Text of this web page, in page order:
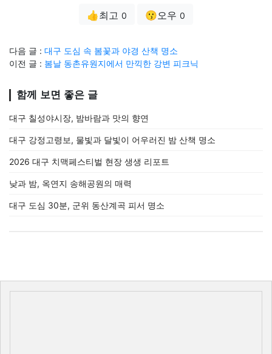
👍최고 0 😗오우 0
다음 글 : 대구 도심 속 봄꽃과 야경 산책 명소
이전 글 : 봄날 동촌유원지에서 만끽한 강변 피크닉
함께 보면 좋은 글
대구 칠성야시장, 밤바람과 맛의 향연
대구 강정고령보, 물빛과 달빛이 어우러진 밤 산책 명소
2026 대구 치맥페스티벌 현장 생생 리포트
낮과 밤, 옥연지 송해공원의 매력
대구 도심 30분, 군위 동산계곡 피서 명소